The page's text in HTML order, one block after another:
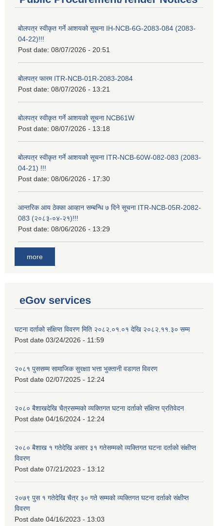
बोलपत्र स्वीकृत गर्ने आशयको सूचना IH-NCB-6G-2083-084 (2083-
04-22)!!!
Post date: 08/07/2026 - 20:51
बोलपत्र फारम ITR-NCB-01R-2083-2084
Post date: 08/07/2026 - 13:21
बोलपत्र स्वीकृत गर्ने आशयको सूचना NCB61W
Post date: 08/07/2026 - 13:18
बोलपत्र स्वीकृत गर्ने आशयको सूचना ITR-NCB-60W-082-083 (2083-
04-21) !!!
Post date: 08/06/2026 - 17:30
आन्तरिक आय ठेक्का आव्हान सम्बन्धि ७ दिने सूचना ITR-NCB-05R-2082-
083 (२०८३-०४-२१)!!!
Post date: 08/06/2026 - 13:29
more
eGov services
घटना दर्ताको संक्षिप्त विवरण मिति २०८२.०१.०१ देखि २०८२.११.३० सम्म
Post date 03/24/2026 - 11:59
२०८१ पुससम्म सामाजिक सुरक्षाा भत्ता भुक्तानी वडागत विवरण
Post date 02/07/2025 - 12:24
२०८० बैशाखदेखि चैत्रसम्मको व्यक्तिगत घटना दर्ताको संक्षिप्त प्रतिवेदन
Post date 04/16/2024 - 12:24
२०८० बैशाख १ गतेदेखि असार ३१ गतेसम्मको व्यक्तिगत घटना दर्ताको संक्षीप्त
विवरण
Post date 07/21/2023 - 13:12
२०७९ पुस १ गतेदेखि चैत्र ३० गते सम्मको व्यक्तिगत घटना दर्ताको संक्षीप्त
विवरण
Post date 04/16/2023 - 13:03